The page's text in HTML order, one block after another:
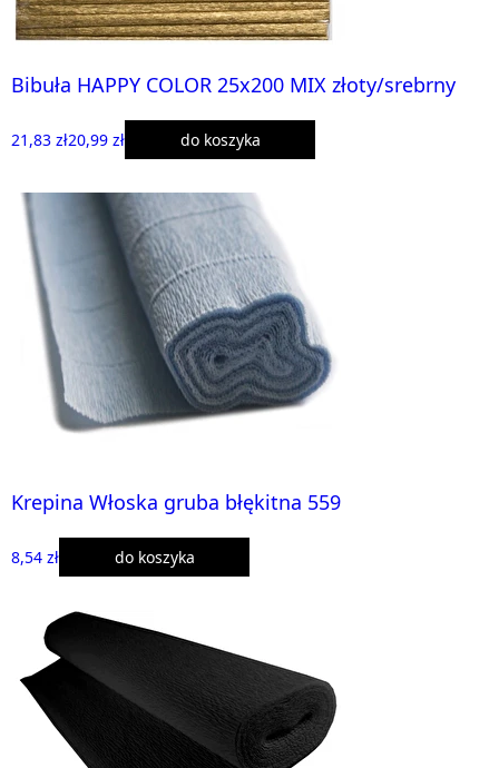
Bibuła HAPPY COLOR 25x200 MIX złoty/srebrny
21,83 zł20,99 zł do koszyka
Krepina Włoska gruba błękitna 559
8,54 zł do koszyka